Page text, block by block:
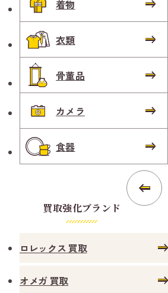
Pt900 エルメス ベ
着物
衣類
骨董品
カメラ
食器
買取強化ブランド
ロレックス 買取
オメガ 買取